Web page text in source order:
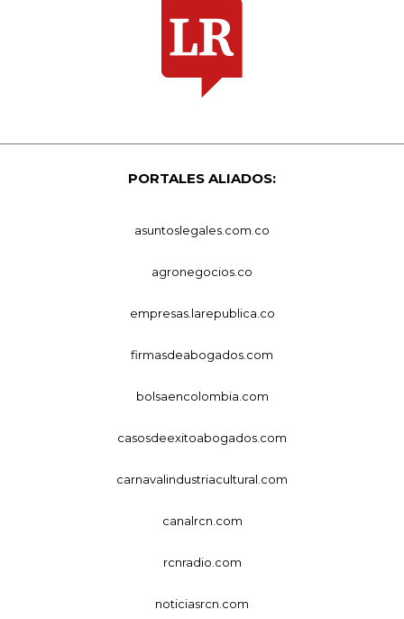
PORTALES ALIADOS:
asuntoslegales.com.co
agronegocios.co
empresas.larepublica.co
firmasdeabogados.com
bolsaencolombia.com
casosdeexitoabogados.com
carnavalindustriacultural.com
canalrcn.com
rcnradio.com
noticiasrcn.com